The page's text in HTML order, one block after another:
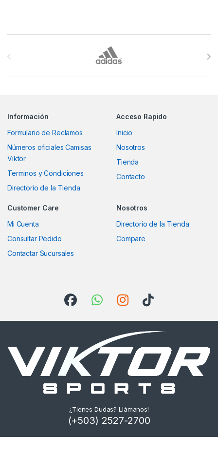
Información
Formulario de Reclamos
Números oficiales Camisas
Viktor
Terminos y Condiciones
Directorio de la Tienda
Acceso Rapido
Inicio
Nosotros
Tienda
Contacto
Customer Care
Mi Cuenta
Consultar Pedido
Contactar Sucursales
Nosotros
Directorio de la Tienda
Compare
¿Tienes Dudas? Llámanos!
(+503) 2527-2700